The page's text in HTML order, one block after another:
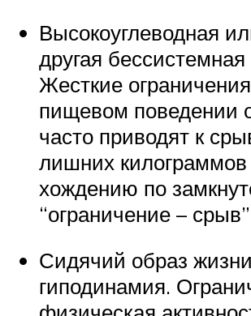
Высокоуглеводная
другая бессистемная
Жесткие
пищевом поведении
часто приводят к
лишних килограммов
хождению по
“ограничение –
Сидячий образ
гиподинамия.